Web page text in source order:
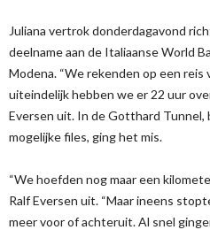
Juliana vertrok donderdagavond
deelname aan de Italiaanse World
Modena. “We rekenden op een reis
uiteindelijk hebben we er 22 uur
Eversen uit. In de Gotthard Tunnel,
mogelijke files, ging het mis.
“We hoefden nog maar een
Ralf Eversen uit. “Maar ineens
meer voor of achteruit. Al snel